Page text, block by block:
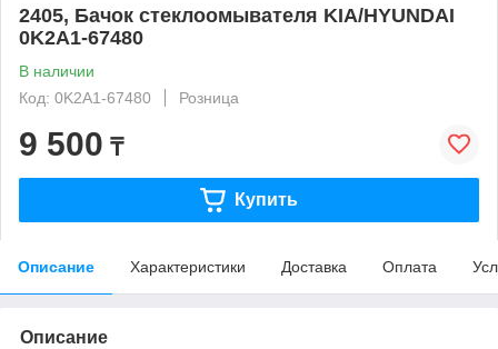
2405, Бачок стеклоомывателя KIA/HYUNDAI
0K2A1-67480
В наличии
Код: 0K2A1-67480
Розница
9 500 ₸
Купить
Описание Характеристики Доставка Оплата
Описание